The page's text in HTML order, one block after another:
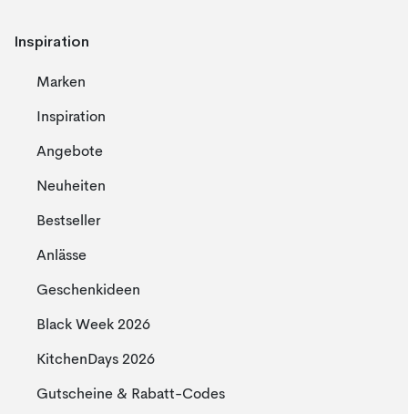
Inspiration
Marken
Inspiration
Angebote
Neuheiten
Bestseller
Anlässe
Geschenkideen
Black Week 2026
KitchenDays 2026
Gutscheine & Rabatt-Codes